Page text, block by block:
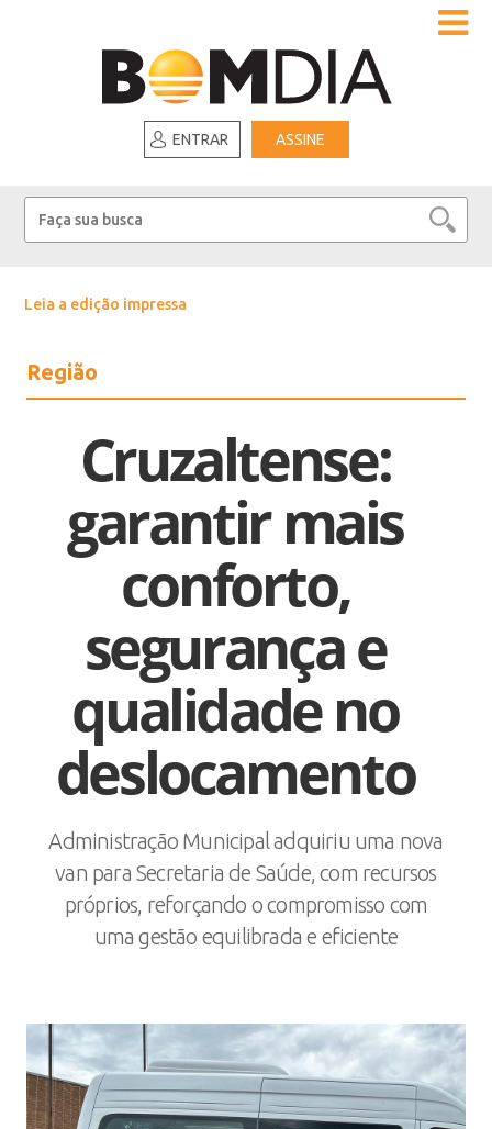
ENTRAR ASSINE
Leia a edição impressa
Região
Cruzaltense:
garantir mais
conforto,
segurança e
qualidade no
deslocamento
Administração Municipal adquiriu uma nova
van para Secretaria de Saúde, com recursos
próprios, reforçando o compromisso com
uma gestão equilibrada e eficiente